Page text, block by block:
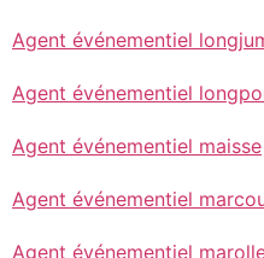
Agent événementiel
Agent événementiel
Agent événementiel maisse
Agent événementiel
Agent événementiel